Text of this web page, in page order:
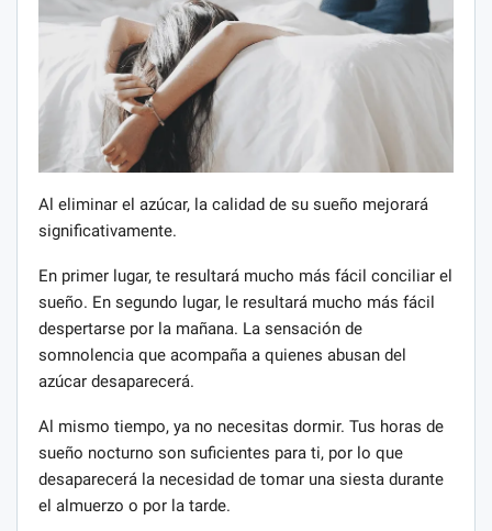
Al eliminar el azúcar, la calidad de su sueño mejorará
significativamente.
En primer lugar, te resultará mucho más fácil conciliar el
sueño. En segundo lugar, le resultará mucho más fácil
despertarse por la mañana. La sensación de
somnolencia que acompaña a quienes abusan del
azúcar desaparecerá.
Al mismo tiempo, ya no necesitas dormir. Tus horas de
sueño nocturno son suficientes para ti, por lo que
desaparecerá la necesidad de tomar una siesta durante
el almuerzo o por la tarde.